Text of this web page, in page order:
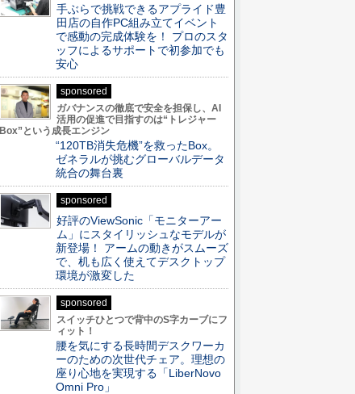
手ぶらで挑戦できるアプライド豊
田店の自作PC組み立てイベント
で感動の完成体験を！ プロのスタ
ッフによるサポートで初参加でも
安心
sponsored
ガバナンスの徹底で安全を担保し、AI
活用の促進で目指すのは“トレジャー
Box”という成長エンジン
“120TB消失危機”を救ったBox。
ゼネラルが挑むグローバルデータ
統合の舞台裏
sponsored
好評のViewSonic「モニターアー
ム」にスタイリッシュなモデルが
新登場！ アームの動きがスムーズ
で、机も広く使えてデスクトップ
環境が激変した
sponsored
スイッチひとつで背中のS字カーブにフ
ィット！
腰を気にする長時間デスクワーカ
ーのための次世代チェア。理想の
座り心地を実現する「LiberNovo
Omni Pro」